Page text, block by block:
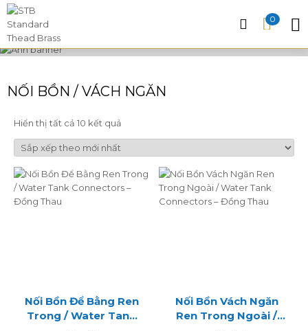
0
NỐI BỒN / VÁCH NGĂN
Hiển thị tất cả 10 kết quả
mới
nhất
Nối Bồn Để Bằng Ren
Trong / Water Tank
Nối Bồn Vách Ngăn
Ren Trong Ngoài /